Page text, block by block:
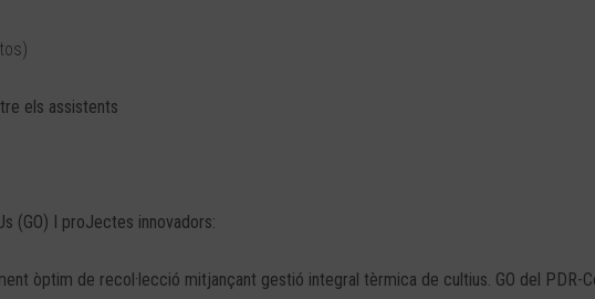
els assistents
(GO) I proJectes innovadors:
òptim de recol·lecció mitjançant gestió integral tèrmica de cultius. GO del PDR-